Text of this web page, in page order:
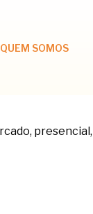
QUEM SOMOS